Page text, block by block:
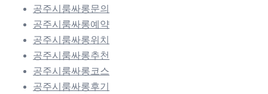
공주시룸싸롱문의
공주시룸싸롱예약
공주시룸싸롱위치
공주시룸싸롱추천
공주시룸싸롱코스
공주시룸싸롱후기